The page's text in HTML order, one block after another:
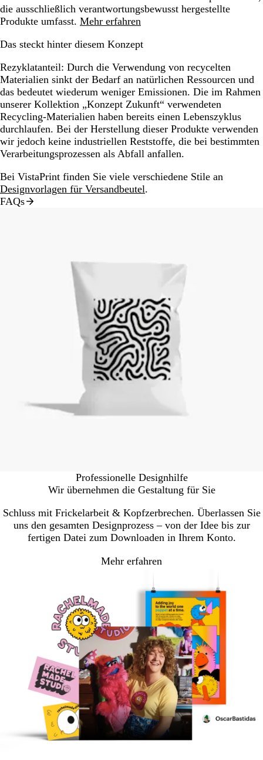
die ausschließlich verantwortungsbewusst hergestellte
Produkte umfasst. Mehr erfahren
Das steckt hinter diesem Konzept
Rezyklatanteil: Durch die Verwendung von recycelten
Materialien sinkt der Bedarf an natürlichen Ressourcen und
das bedeutet wiederum weniger Emissionen. Die im Rahmen
unserer Kollektion „Konzept Zukunft“ verwendeten
Recycling-Materialien haben bereits einen Lebenszyklus
durchlaufen. Bei der Herstellung dieser Produkte verwenden
wir jedoch keine industriellen Reststoffe, die bei bestimmten
Verarbeitungsprozessen als Abfall anfallen.
Bei VistaPrint finden Sie viele verschiedene Stile an
Designvorlagen für Versandbeutel.
FAQs
Professionelle Designhilfe
Wir übernehmen die Gestaltung für Sie
Schluss mit Frickelarbeit & Kopfzerbrechen. Überlassen Sie
uns den gesamten Designprozess – von der Idee bis zur
fertigen Datei zum Downloaden in Ihrem Konto.
Mehr erfahren